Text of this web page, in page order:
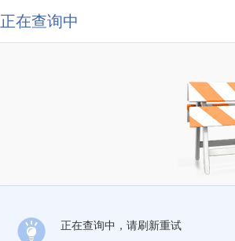
正在查询中
正在查询中，请刷新重试